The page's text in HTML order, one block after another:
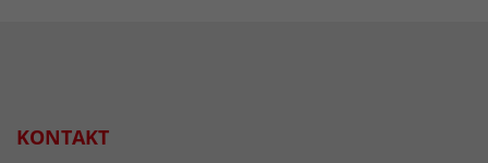
KONTAKT